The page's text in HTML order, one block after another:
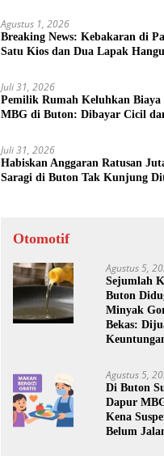
Agustus 1, 2026
Breaking News: Kebakaran di
Satu Kios dan Dua Lapak
Juli 31, 2026
Pemilik Rumah Keluhkan
MBG di Buton: Dibayar Cicil
Juli 31, 2026
Habiskan Anggaran Ratusan
Saragi di Buton Tak Kunjung
Otomotif
Agustus 5,
Sejumlah
Buton
Minyak
Bekas:
Agustus 5,
Di Buton
Dapur
Kena
Belum